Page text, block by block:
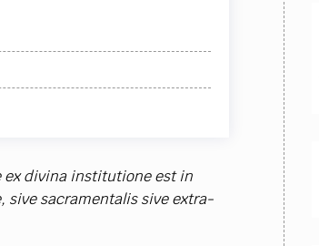
divina institutione est in
sive sacramentalis sive extra-